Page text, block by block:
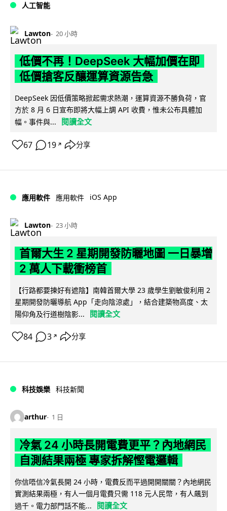
人工智能
Lawton 20 小時
低價不再！DeepSeek 大幅加價在即
低價搶客反釀運算資源告急
DeepSeek 因低價策略掀起需求熱潮，運算資源不勝負荷，官
方於 8 月 6 日宣布即將大幅上調 API 收費，惟未公布具體加
幅。事件與...
閱讀全文
67 19 ↗ 分享
應用軟件 應用軟件 iOS App
Lawton 23 小時
首爾大生 2 星期開發防曬地圖 一日暴增
2 萬人下載衝榜首
【行路都要揀好有遮陰】南韓首爾大學 23 歲學生劉敏俊利用 2
星期開發防曬導航 App「走向陰涼處」，結合建築物高度、太
陽仰角及行道樹陰影...
閱讀全文
84 3 ↗ 分享
科技娛樂 科技新聞
arthur 1 日
冷氣 24 小時長開電費更平？內地網民
自測結果兩極 專家拆解慳電邏輯
你信唔信冷氣長開 24 小時，電費反而平過開開關關？內地網民
實測結果兩極，有人一個月電費只需 118 元人民幣，有人飆到
過千。電力部門話不能...
閱讀全文